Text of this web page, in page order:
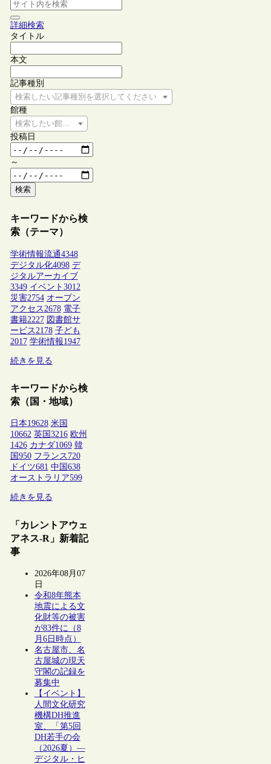
詳細検索
タイトル
本文
記事種別
検索したい記事種別を選択してください
館種
検索したい館種を選択してください
投稿日
～
検索
キーワードから検
索（テーマ）
学術情報流通4348
デジタル化4098 デ
ジタルアーカイブ
3349 イベント 3012
災害2754 オープン
アクセス 2678 電子
書籍2227 図書館サ
ービス 2178 子ども
2017 学術情報1947
続きを見る
キーワードから検
索（国・地域）
日本19628 米国
10662 英国 3216 欧州
1426 カナダ1069 韓
国 950 フランス 720
ドイツ681 中国 638
オーストラリア599
続きを見る
「カレントアウェ
アネス-R」新着記
事
2026年08月07
日
令和8年熊本
地震による文
化財等の被害
が83件に（8
月6日時点）
名古屋市、名
古屋城の現天
守閣の記録を
募集中
【イベント】
人間文化研究
機構DH推進
室、「第5回
DH若手の会
（2026夏）―
デジタル・ヒ